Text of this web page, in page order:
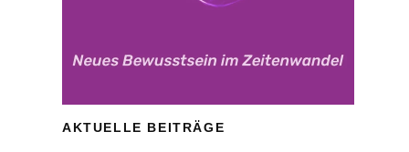
AKTUELLE BEITRÄGE